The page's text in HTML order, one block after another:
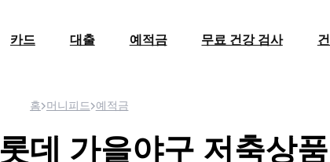
카드 대출 예적금 무료 건강 검사
홈 머니피드 예적금
롯데 가을야구 저축상